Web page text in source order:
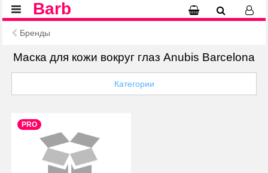
Barb
Бренды
Маска для кожи вокруг глаз Anubis Barcelona
Категории
PRO